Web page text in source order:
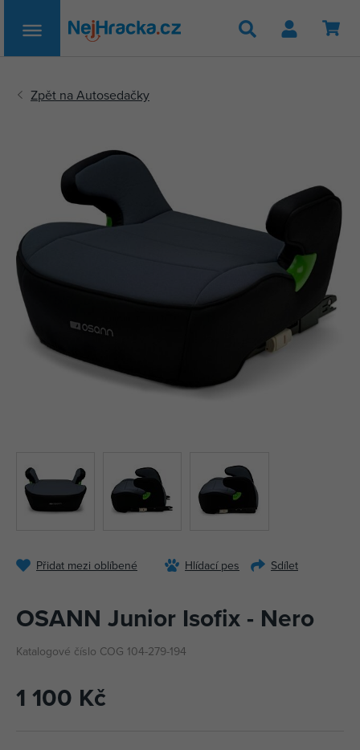
Hledat
Přidat mezi oblíbené Hlídací pes Sdílet
OSANN Junior Isofix - Nero
Katalogové číslo COG 104-279-194
1 100 Kč